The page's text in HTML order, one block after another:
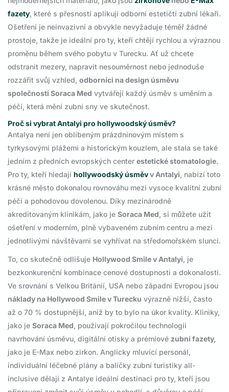
fazety, které s přesností aplikují odborní estetičtí zubní lékaři.
Ošetření je neinvazivní a obvykle nevyžaduje téměř žádné
prostoje, takže je ideální pro ty, kteří chtějí rychlou a výraznou
proměnu během svého pobytu v Turecku. Ať už chcete
odstranit mezery, napravit nesouměrnost nebo jednoduše
rozzářit svůj vzhled, odborníci na design úsměvu
společnosti Soraca Med vytvářejí každý úsměv s uměním a
péčí, která mění zubní sny ve skutečnost.
Proč si vybrat Antalyi pro hollywoodský úsměv?
Antalya není jen oblíbeným prázdninovým místem s
tyrkysovými plážemi a historickým kouzlem, ale stala se také
jedním z předních evropských center estetické stomatologie.
Pro ty, kteří hledají hollywoodský úsměvv Antalyi, nabízí toto
krásné město dokonalou rovnováhu mezi vysoce kvalitní zubní
péčí a pohodovou dovolenou. Díky mezinárodně
akreditovaným klinikám, jako je Soraca Med, si můžete užít
ošetření v moderním, plně vybaveném zubním centru a mezi
jednotlivými návštěvami se vyhřívat na středomořském slunci.
To, co skutečně odlišuje Hollywood Smile v Antalyi, je
bezkonkurenční kombinace cenové dostupnosti a dokonalosti.
Ve srovnání s Velkou Británií, USA nebo západní Evropou jsou
náklady na Hollywood Smile v Turecku výrazně nižší, často
až o 70 % dostupnější, aniž by to bylo na úkor kvality. Kliniky,
jako je Soraca Med, používají pokročilou technologii
navrhování úsměvu, digitální otisky a prémiové zubní fazety,
jako je E-Max nebo zirkon. Anglicky mluvící personál,
individuální léčebné plány a balíčky zubní turistiky all-
inclusive dělají z Antalye ideální destinaci pro ty, kteří jsou